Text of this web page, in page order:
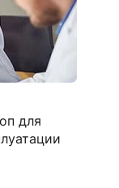
для